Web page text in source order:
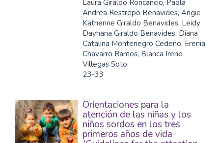
Laura Giraldo Roncancio, Paola
Andrea Restrepo Benavides, Angie
Katherine Giraldo Benavides, Leidy
Dayhana Giraldo Benavides, Diana
Catalina Montenegro Cedeño, Erenia
Chavarro Ramos, Blanca Irene
Villegas Soto
23-33
Orientaciones para la
atención de las niñas y los
niños sordos en los tres
primeros años de vida